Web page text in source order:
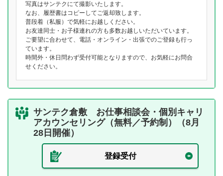
写真はサンテクにて撮影いたします。
なお、履歴書はコピーしてご返却致します。
普段着（私服）で気軽にお越しください。
お友達同士・お子様連れの方も多数お越しいただいています。
ご要望に合わせて、電話・オンライン・出張でのご登録も行っ
ています。
時間外・休日問わず受付可能となりますので、お気軽にお問合
せください。
サンテク倉敷 お仕事相談会・個別キャリ
アカウンセリング（無料／予約制）（8月
28日開催）
登録受付